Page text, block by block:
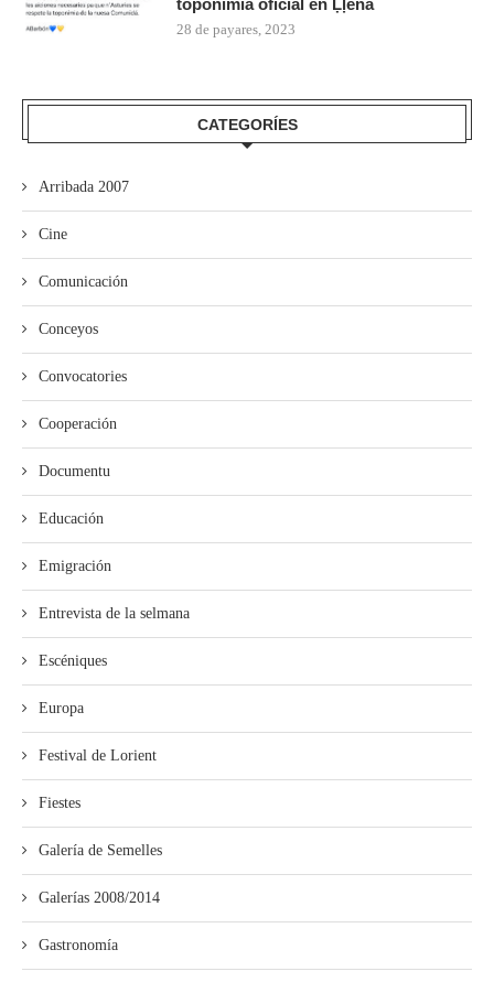
toponimia oficial en Ḷḷena
28 de payares, 2023
CATEGORÍES
Arribada 2007
Cine
Comunicación
Conceyos
Convocatories
Cooperación
Documentu
Educación
Emigración
Entrevista de la selmana
Escéniques
Europa
Festival de Lorient
Fiestes
Galería de Semelles
Galerías 2008/2014
Gastronomía